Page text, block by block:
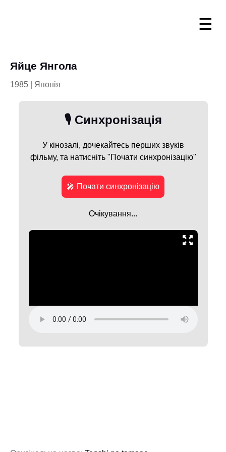
☰
Яйце Янгола
1985 | Японія
🎙️ Синхронізація
У кінозалі, дочекайтесь перших звуків
фільму, та натисніть "Почати синхронізацію"
🎤 Почати синхронізацію
Очікування...